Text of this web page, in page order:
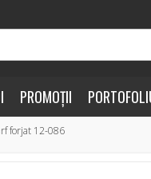
PROMOȚII
forjat 12-086